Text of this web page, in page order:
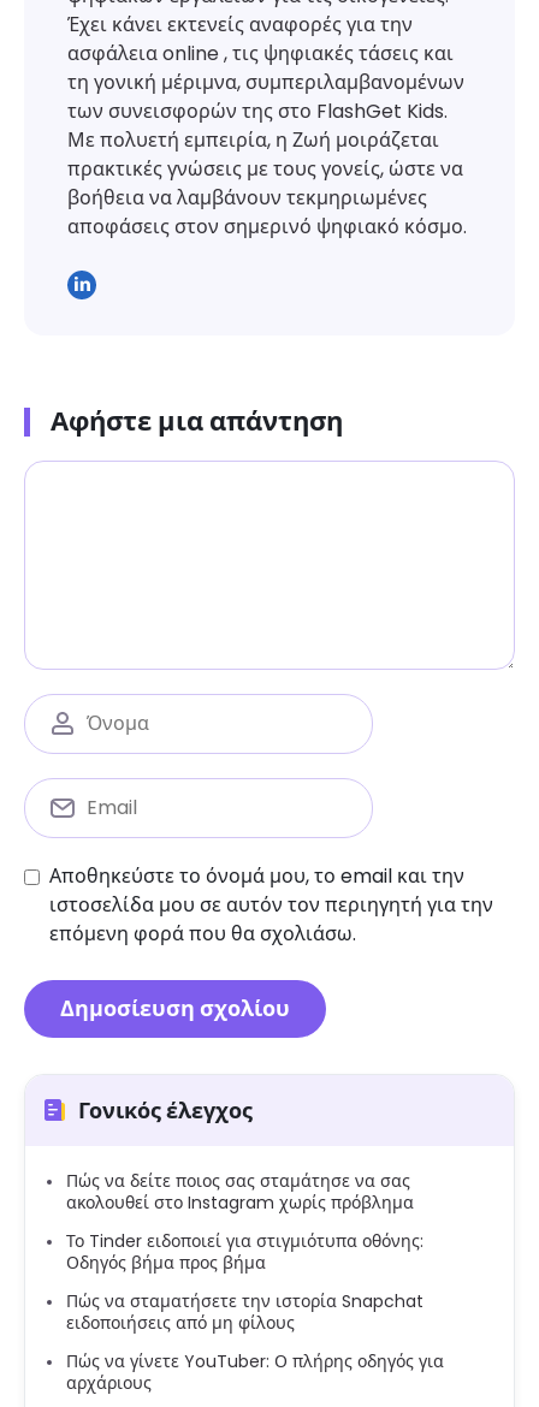
Έχει κάνει εκτενείς αναφορές για την
ασφάλεια online , τις ψηφιακές τάσεις και
τη γονική μέριμνα, συμπεριλαμβανομένων
των συνεισφορών της στο FlashGet Kids.
Με πολυετή εμπειρία, η Ζωή μοιράζεται
πρακτικές γνώσεις με τους γονείς, ώστε να
βοήθεια να λαμβάνουν τεκμηριωμένες
αποφάσεις στον σημερινό ψηφιακό κόσμο.
Αφήστε μια απάντηση
Αποθηκεύστε το όνομά μου, το email και την
ιστοσελίδα μου σε αυτόν τον περιηγητή για την
επόμενη φορά που θα σχολιάσω.
Γονικός έλεγχος
Πώς να δείτε ποιος σας σταμάτησε να σας
ακολουθεί στο Instagram χωρίς πρόβλημα
Το Tinder ειδοποιεί για στιγμιότυπα οθόνης:
Οδηγός βήμα προς βήμα
Πώς να σταματήσετε την ιστορία Snapchat
ειδοποιήσεις από μη φίλους
Πώς να γίνετε YouTuber: Ο πλήρης οδηγός για
αρχάριους